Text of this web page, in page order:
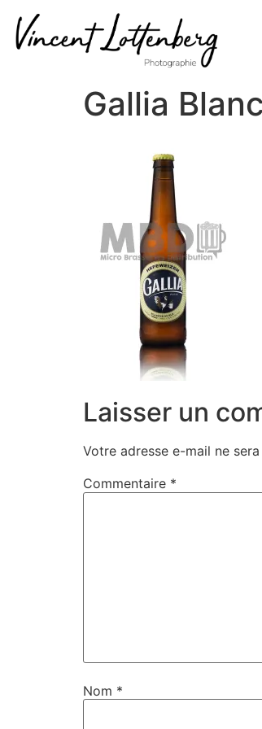
Gallia
Laisser un
Votre adresse e-mail ne
Commentaire *
Nom *